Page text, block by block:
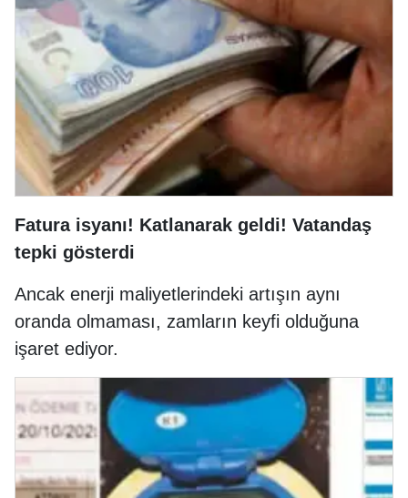
Fatura isyanı! Katlanarak geldi! Vatandaş
tepki gösterdi
Ancak enerji maliyetlerindeki artışın aynı
oranda olmaması, zamların keyfi olduğuna
işaret ediyor.